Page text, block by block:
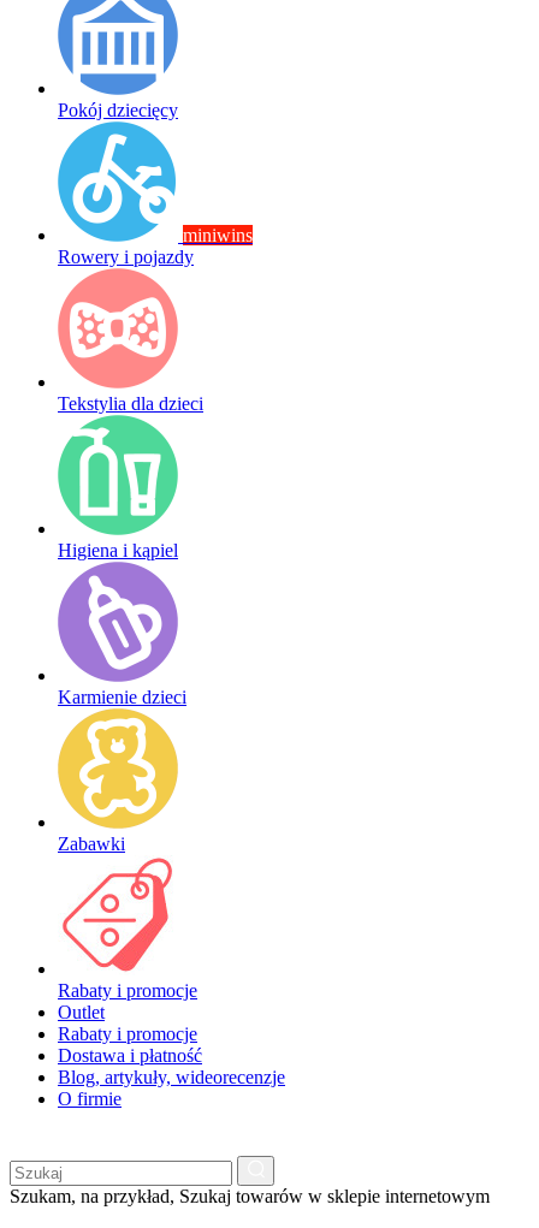
Pokój dziecięcy
miniwins
Rowery i pojazdy
Tekstylia dla dzieci
Higiena i kąpiel
Karmienie dzieci
Zabawki
Rabaty i promocje
Outlet
Rabaty i promocje
Dostawa i płatność
Blog, artykuły, wideorecenzje
O firmie
Szukam, na przykład, Szukaj towarów w sklepie internetowym